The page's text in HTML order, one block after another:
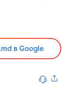
в Google